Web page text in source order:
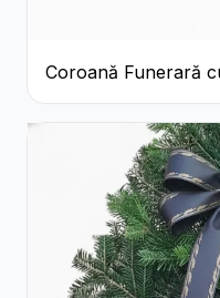
Coroană Funerară
Crini